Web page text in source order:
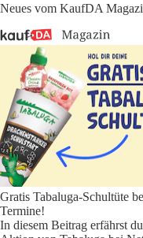
Neues vom KaufDA
Gratis Tabaluga-Schultüte
Termine!
In diesem Beitrag erfährst